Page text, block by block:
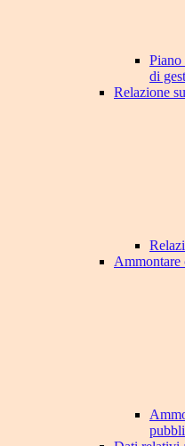
Piano
di
Relazione
Ammontare